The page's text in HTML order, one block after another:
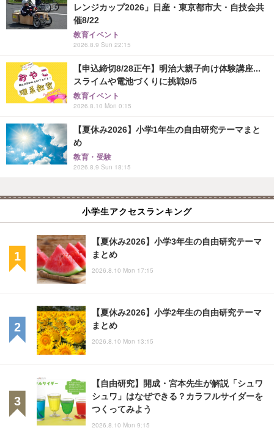
レンジカップ2026」日産・東京都市大・自技会共
催8/22
教育イベント
2026.8.9 Sun 22:15
【申込締切8/28正午】明治大親子向け体験講座...
スライムや電池づくりに挑戦9/5
教育イベント
2026.8.10 Mon 0:15
【夏休み2026】小学1年生の自由研究テーマまと
め
教育・受験
2026.8.9 Sun 18:15
小学生アクセスランキング
【夏休み2026】小学3年生の自由研究テーマ
まとめ
2026.8.10 Mon 17:15
【夏休み2026】小学2年生の自由研究テーマ
まとめ
2026.8.10 Mon 13:15
【自由研究】開成・宮本先生が解説「シュワ
シュワ」はなぜできる？カラフルサイダーを
つくってみよう
2026.8.10 Mon 9:15